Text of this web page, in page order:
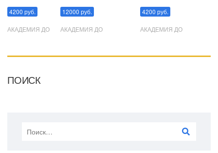
4200 руб.
АКАДЕМИЯ ДО
12000 руб.
АКАДЕМИЯ ДО
4200 руб.
АКАДЕМИЯ ДО
ПОИСК